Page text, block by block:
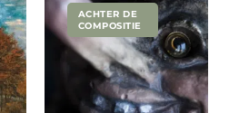
ACHTER DE
COMPOSITIE